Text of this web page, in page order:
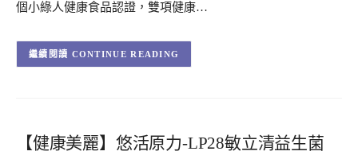
個小綠人健康食品認證，雙項健康…
CONTINUE READING
【健康美麗】悠活原力-LP28敏立清益生菌